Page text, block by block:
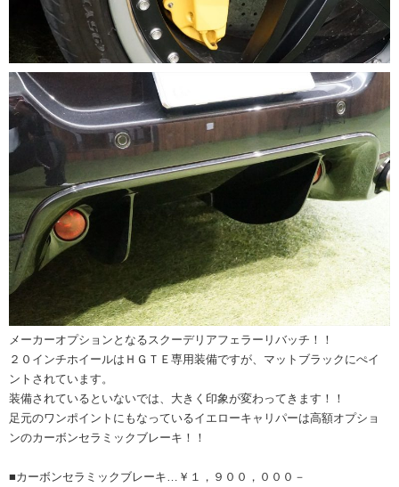
メーカーオプションとなるスクーデリアフェラーリバッチ！！
２０インチホイールはＨＧＴＥ専用装備ですが、マットブラックにぺイ
ントされています。
装備されているといないでは、大きく印象が変わってきます！！
足元のワンポイントにもなっているイエローキャリパーは高額オプショ
ンのカーボンセラミックブレーキ！！
■カーボンセラミックブレーキ…￥１，９００，０００－